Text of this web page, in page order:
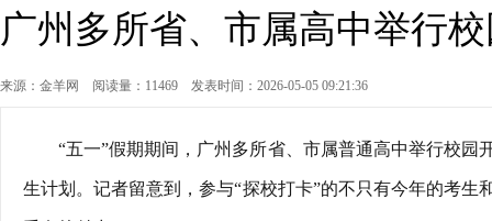
广州多所省、市属高中举行
来源：金羊网 阅读量：11469 发表时间：2026-05-05 09:21:36
“五一”假期期间，广州多所省、市属普通高中举行校
生计划。记者留意到，参与“探校打卡”的不只有今年的考